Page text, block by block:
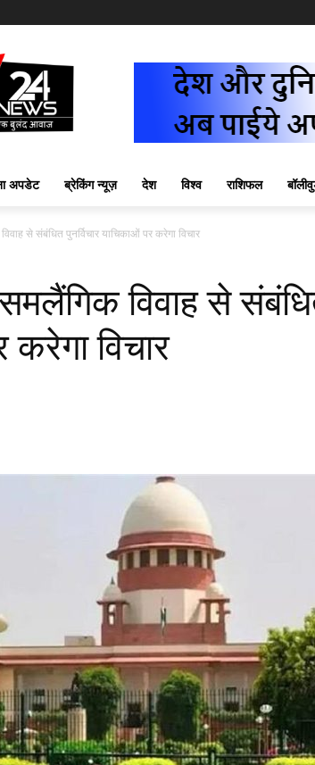
अपडेट ब्रेकिंग न्यूज़ देश विश्व राशिफल
से संबंधित पुनर्विचार याचिकाओं पर करेगा विचार
विवाह से
विचार